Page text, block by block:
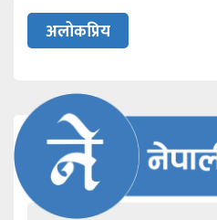
अलोकप्रिय